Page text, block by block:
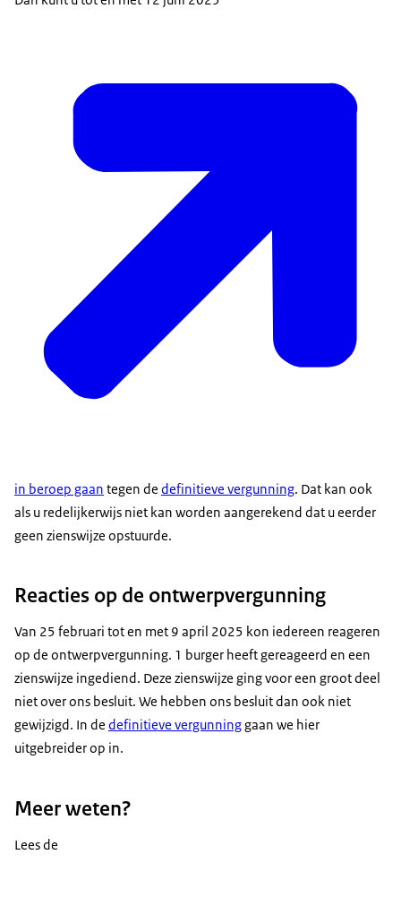
in beroep gaan tegen de definitieve vergunning. Dat kan ook
als u redelijkerwijs niet kan worden aangerekend dat u eerder
geen zienswijze opstuurde.
Reacties op de ontwerpvergunning
Van 25 februari tot en met 9 april 2025 kon iedereen reageren
op de ontwerpvergunning. 1 burger heeft gereageerd en een
zienswijze ingediend. Deze zienswijze ging voor een groot deel
niet over ons besluit. We hebben ons besluit dan ook niet
gewijzigd. In de definitieve vergunninggaan we hier
uitgebreider op in.
Meer weten?
Lees de